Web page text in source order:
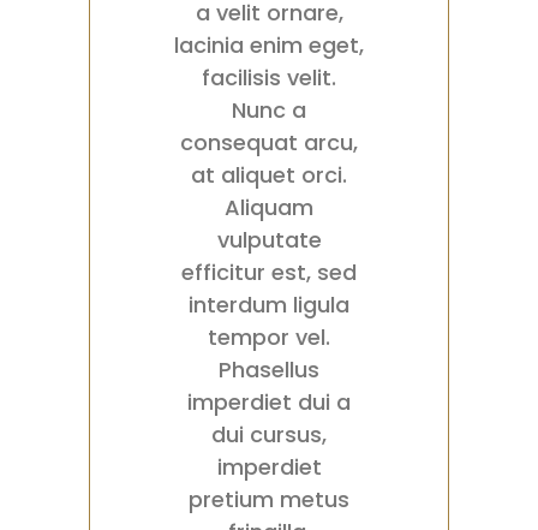
a velit ornare,
lacinia enim eget,
facilisis velit.
Nunc a
consequat arcu,
at aliquet orci.
Aliquam
vulputate
efficitur est, sed
interdum ligula
tempor vel.
Phasellus
imperdiet dui a
dui cursus,
imperdiet
pretium metus